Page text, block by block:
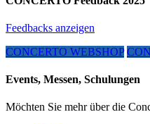
Feedbacks anzeigen
CONCERTO WEBSHOP
Events, Messen, Schulungen
Möchten Sie mehr über die